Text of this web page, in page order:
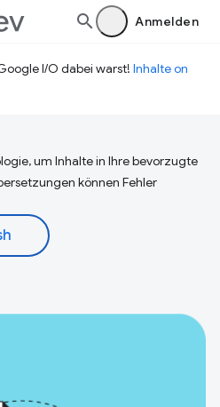
Anmelden
I/O dabei warst! Inhalte on
um Inhalte in Ihre bevorzugte
können Fehler